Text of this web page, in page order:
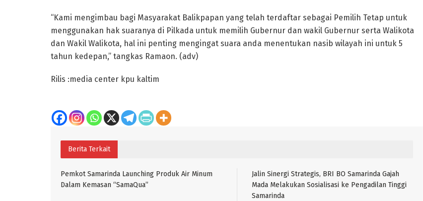
“Kami mengimbau bagi Masyarakat Balikpapan yang telah terdaftar sebagai Pemilih Tetap untuk
menggunakan hak suaranya di Pilkada untuk memilih Gubernur dan wakil Gubernur serta Walikota
dan Wakil Walikota, hal ini penting mengingat suara anda menentukan nasib wilayah ini untuk 5
tahun kedepan,” tangkas Ramaon. (adv)
Rilis :media center kpu kaltim
Berita Terkait
Pemkot Samarinda Launching Produk Air Minum
Dalam Kemasan “SamaQua”
Jalin Sinergi Strategis, BRI BO Samarinda Gajah
Mada Melakukan Sosialisasi ke Pengadilan Tinggi
Samarinda